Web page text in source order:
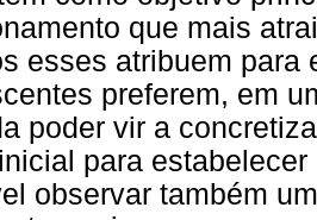
que mais
esses atribuem para
preferem, em
poder vir a
para
observar também